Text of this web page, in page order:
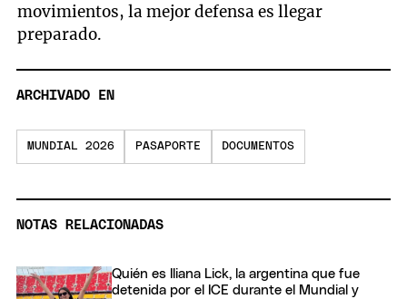
movimientos, la mejor defensa es llegar
preparado.
ARCHIVADO EN
MUNDIAL 2026 PASAPORTE DOCUMENTOS
NOTAS RELACIONADAS
Quién es Iliana Lick, la argentina que fue
detenida por el ICE durante el Mundial y